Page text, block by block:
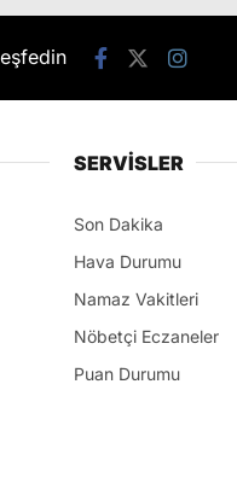
SERVİSLER
Son Dakika
Hava Durumu
Namaz Vakitleri
Nöbetçi Eczaneler
Puan Durumu